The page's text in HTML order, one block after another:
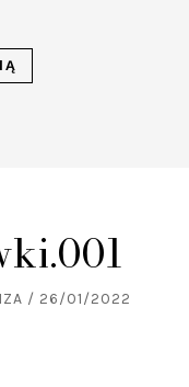
/ 26/01/2022